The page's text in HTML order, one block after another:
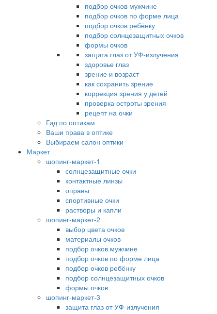
подбор очков мужчине
подбор очков по форме лица
подбор очков ребёнку
подбор солнцезащитных очков
формы очков
защита глаз от УФ-излучения
здоровье глаз
зрение и возраст
как сохранить зрение
коррекция зрения у детей
проверка остроты зрения
рецепт на очки
Гид по оптикам
Ваши права в оптике
Выбираем салон оптики
Маркет
шопинг-маркет-1
солнцезащитные очки
контактные линзы
оправы
спортивные очки
растворы и капли
шопинг-маркет-2
выбор цвета очков
материалы очков
подбор очков мужчине
подбор очков по форме лица
подбор очков ребёнку
подбор солнцезащитных очков
формы очков
шопинг-маркет-3
защита глаз от УФ-излучения